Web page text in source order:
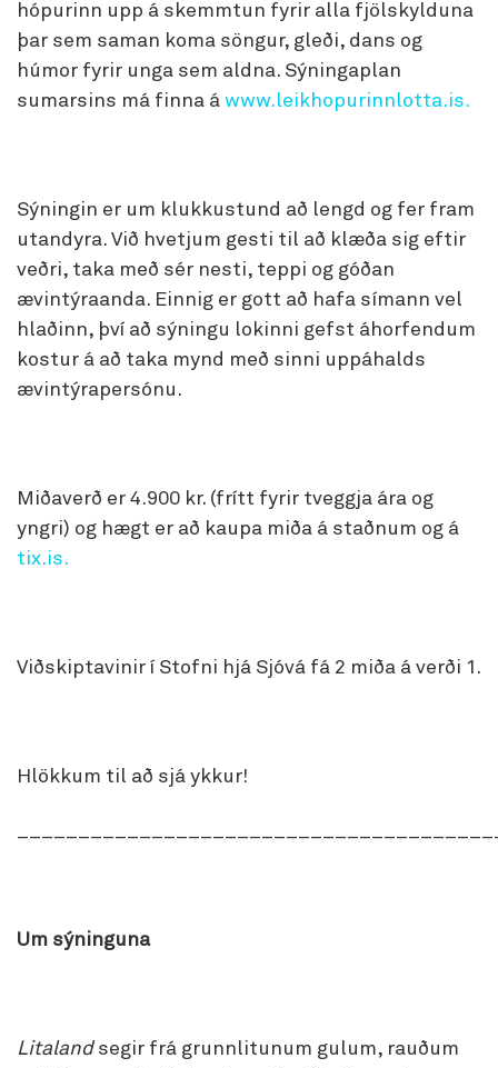
hópurinn upp á skemmtun fyrir alla fjölskylduna
þar sem saman koma söngur, gleði, dans og
húmor fyrir unga sem aldna. Sýningaplan
sumarsins má finna á www.leikhopurinnlotta.is.
Sýningin er um klukkustund að lengd og fer fram
utandyra. Við hvetjum gesti til að klæða sig eftir
veðri, taka með sér nesti, teppi og góðan
ævintýraanda. Einnig er gott að hafa símann vel
hlaðinn, því að sýningu lokinni gefst áhorfendum
kostur á að taka mynd með sinni uppáhalds
ævintýrapersónu.
Miðaverð er 4.900 kr. (frítt fyrir tveggja ára og
yngri) og hægt er að kaupa miða á staðnum og á
tix.is.
Viðskiptavinir í Stofni hjá Sjóvá fá 2 miða á verði 1.
Hlökkum til að sjá ykkur!
Um sýninguna
Litalandsegir frá grunnlitunum gulum, rauðum